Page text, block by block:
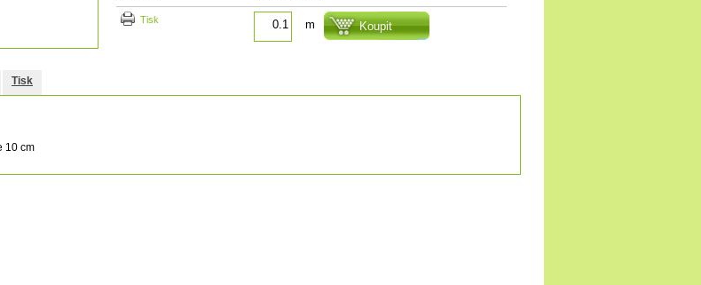
tisk m
Tisk
10 cm